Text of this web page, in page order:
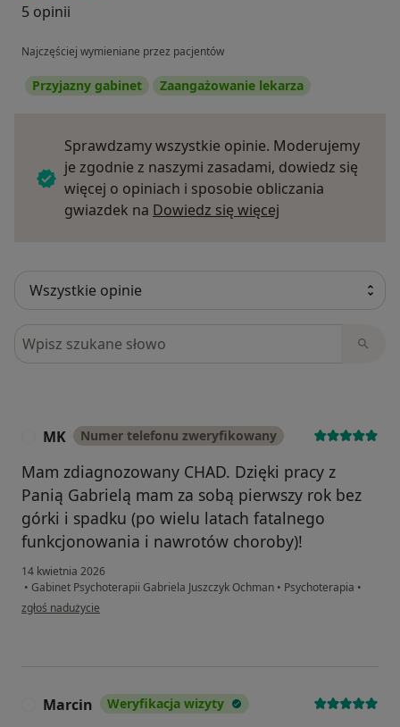
5 opinii
Najczęściej wymieniane przez pacjentów
Przyjazny gabinet Zaangażowanie lekarza
Sprawdzamy wszystkie opinie. Moderujemy
je zgodnie z naszymi zasadami, dowiedz się
więcej o opiniach i sposobie obliczania
gwiazdek na Dowiedz się więcej
Szukaj w opiniach
MK Numer telefonu zweryfikowany
Mam zdiagnozowany CHAD. Dzięki pracy z
Panią Gabrielą mam za sobą pierwszy rok bez
górki i spadku (po wielu latach fatalnego
funkcjonowania i nawrotów choroby)!
14 kwietnia 2026
• Gabinet Psychoterapii Gabriela Juszczyk Ochman • Psychoterapia •
w opinii użytkownika MK
zgłoś nadużycie
Marcin Weryfikacja wizyty